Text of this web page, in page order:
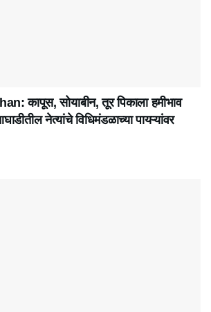
कापूस, सोयाबीन, तूर पिकाला हमीभाव
नेत्यांचे विधिमंडळाच्या पायऱ्यांवर